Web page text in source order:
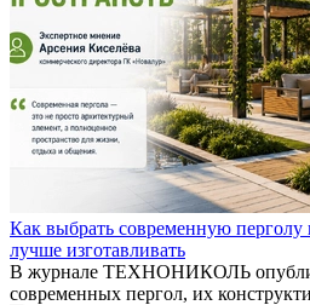
Как выбрать современную перголу
лучше изготавливать
В журнале ТЕХНОНИКОЛЬ
современных пергол, их